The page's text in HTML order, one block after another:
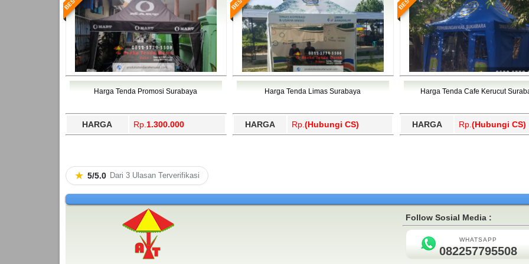
Harga Tenda Promosi Surabaya
HARGA Rp. 1.300.000
Harga Tenda Limas Surabaya
HARGA Rp. (Hubungi CS)
Harga Tenda Cafe Kerucut
HARGA Rp. (Hubungi CS)
★ 5/5.0 Dari 3 Ulasan Terverifikasi
Follow Sosial Media :
WHATSAPP
082257795508